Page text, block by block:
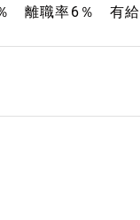
離職率6％ 有給